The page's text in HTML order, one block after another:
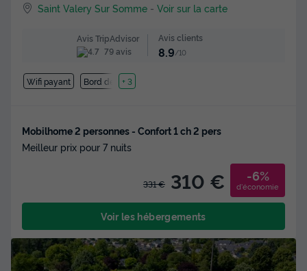
Saint Valery Sur Somme -Voir sur la carte
Avis TripAdvisor
79 avis
Avis clients
8.9 /10
Wifi payant Bord de mer
+ 3
Mobilhome 2 personnes - Confort 1 ch 2 pers
Meilleur prix pour 7 nuits
331 € 310 € -6%
d'économie
Voir les hébergements